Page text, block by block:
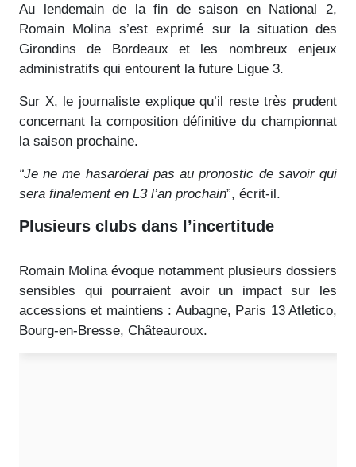
Au lendemain de la fin de saison en National 2,
Romain Molina s’est exprimé sur la situation des
Girondins de Bordeaux et les nombreux enjeux
administratifs qui entourent la future Ligue 3.
Sur X, le journaliste explique qu’il reste très prudent
concernant la composition définitive du championnat
la saison prochaine.
“Je ne me hasarderai pas au pronostic de savoir qui
sera finalement en L3 l’an prochain”, écrit-il.
Plusieurs clubs dans l’incertitude
Romain Molina évoque notamment plusieurs dossiers
sensibles qui pourraient avoir un impact sur les
accessions et maintiens : Aubagne, Paris 13 Atletico,
Bourg-en-Bresse, Châteauroux.